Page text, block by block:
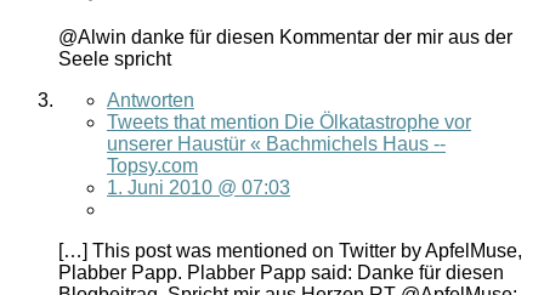
@Alwin danke für diesen Kommentar der mir aus der
Seele spricht
Antworten
Tweets that mention Die Ölkatastrophe vor
unserer Haustür « Bachmichels Haus --
Topsy.com
1. Juni 2010 @ 07:03
[…] This post was mentioned on Twitter by ApfelMuse,
Plabber Papp. Plabber Papp said: Danke für diesen